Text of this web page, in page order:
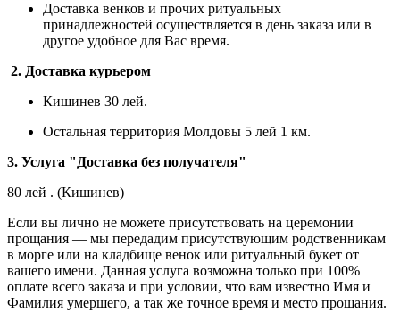
Доставка венков и прочих ритуальных
принадлежностей осуществляется в день заказа или в
другое удобное для Вас время.
2. Доставка курьером
Кишинев 30 лей.
Остальная территория Молдовы 5 лей 1 км.
3. Услуга "Доставка без получателя"
80 лей . (Кишинев)
Если вы лично не можете присутствовать на церемонии
прощания — мы передадим присутствующим родственникам
в морге или на кладбище венок или ритуальный букет от
вашего имени. Данная услуга возможна только при 100%
оплате всего заказа и при условии, что вам известно Имя и
Фамилия умершего, а так же точное время и место прощания.